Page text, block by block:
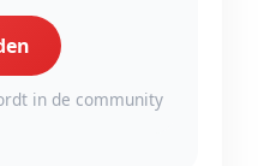
in de community